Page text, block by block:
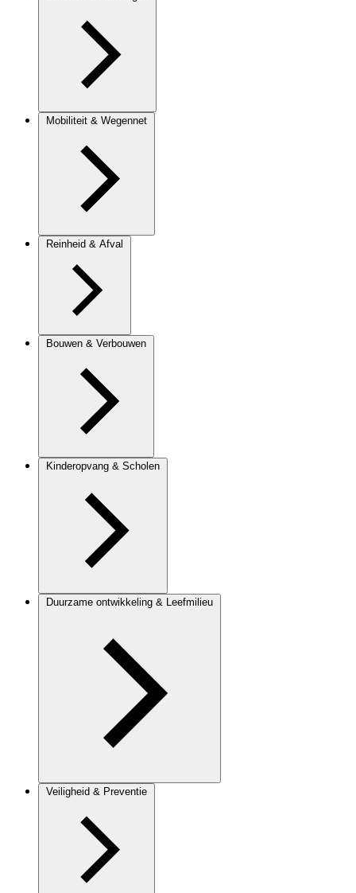
Mobiliteit & Wegennet
Reinheid & Afval
Bouwen & Verbouwen
Kinderopvang & Scholen
Duurzame ontwikkeling & Leefmilieu
Veiligheid & Preventie